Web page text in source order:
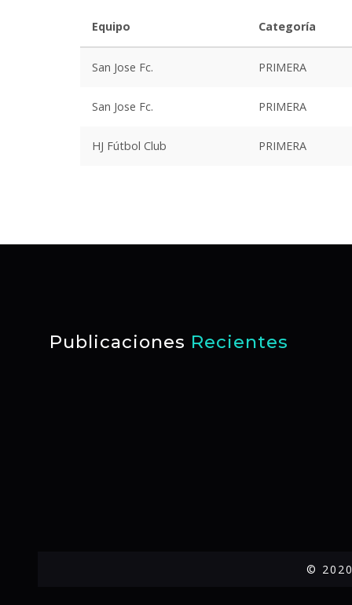
Equipo Categoría
San Jose Fc. PRIMERA
San Jose Fc. PRIMERA
HJ Fútbol Club PRIMERA
Publicaciones Recientes
©